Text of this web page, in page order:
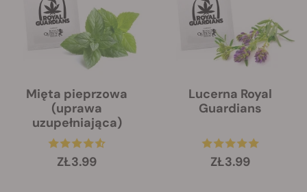
Mięta pieprzowa
(uprawa
uzupełniająca)
ZŁ3.99
Lucerna Royal
Guardians
ZŁ3.99